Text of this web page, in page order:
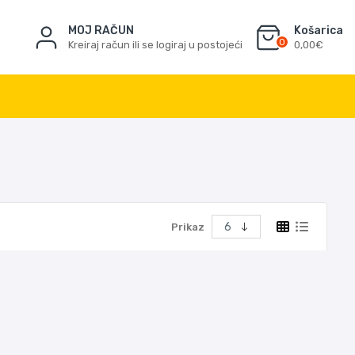
MOJ RAČUN
Kreiraj račun ili se logiraj u postojeći 0
Košarica
0,00€
Prikaz